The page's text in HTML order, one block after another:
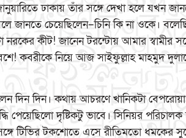
ঢাকায় তাঁর সঙ্গে দেখা হলে যখন
জানতে চেয়েছিলেন–চিনি কি না ওকে।
কীট! জানেন টরন্টোয় আমার স্বামীর
কবরীকে নিয়ে আজ সাইফুল্লাহ মাহমুদ
দিন দিন। কথায় আচরণে খানিকটা
পেয়েছিলো দৃষ্টিকটু ভাবে। সিনিয়র
টিভির টকশোতে এসে রীতিমতো ধমকের